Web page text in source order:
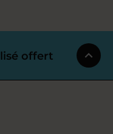
offert